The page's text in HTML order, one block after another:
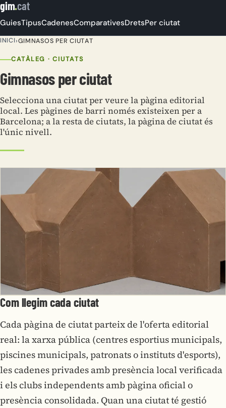
gim.cat
GuiesTipusCadenesComparativesDretsPer ciutat
INICI›GIMNASOS PER CIUTAT
CATÀLEG · CIUTATS
Gimnasos per ciutat
Selecciona una ciutat per veure la pàgina editorial
local. Les pàgines de barri només existeixen per a
Barcelona; a la resta de ciutats, la pàgina de ciutat és
l'únic nivell.
Com llegim cada ciutat
Cada pàgina de ciutat parteix de l'oferta editorial
real: la xarxa pública (centres esportius municipals,
piscines municipals, patronats o instituts d'esports),
les cadenes privades amb presència local verificada
i els clubs independents amb pàgina oficial o
presència consolidada. Quan una ciutat té gestió